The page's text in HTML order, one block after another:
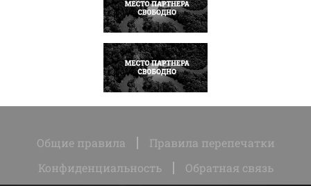
НАПИСАТЬ
НАПИСАТЬ
Общие правила
Правила перепечатки
Конфиденциальность
Обратная связь